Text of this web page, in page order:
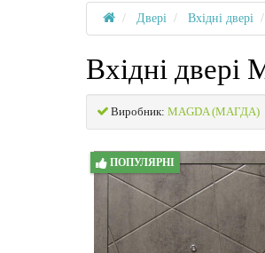
Двері Вхідні двері
Вхідні
Виробник: MAGDA (МАГДА)
ПОПУЛЯРНІ